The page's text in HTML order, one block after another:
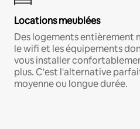
Locations meublées
Des logements entièrement
le wifi et les équipements
vous installer
plus. C'est l'alternative
moyenne ou longue durée.